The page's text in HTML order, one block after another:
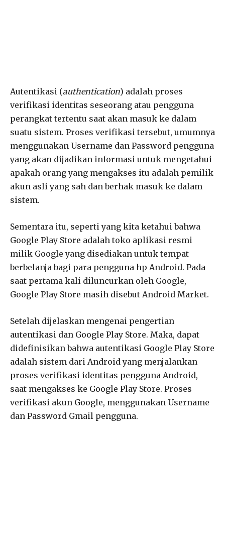
Autentikasi (authentication) adalah proses
verifikasi identitas seseorang atau pengguna
perangkat tertentu saat akan masuk ke dalam
suatu sistem. Proses verifikasi tersebut, umumnya
menggunakan Username dan Password pengguna
yang akan dijadikan informasi untuk mengetahui
apakah orang yang mengakses itu adalah pemilik
akun asli yang sah dan berhak masuk ke dalam
sistem.
Sementara itu, seperti yang kita ketahui bahwa
Google Play Store adalah toko aplikasi resmi
milik Google yang disediakan untuk tempat
berbelanja bagi para pengguna hp Android. Pada
saat pertama kali diluncurkan oleh Google,
Google Play Store masih disebut Android Market.
Setelah dijelaskan mengenai pengertian
autentikasi dan Google Play Store. Maka, dapat
didefinisikan bahwa autentikasi Google Play Store
adalah sistem dari Android yang menjalankan
proses verifikasi identitas pengguna Android,
saat mengakses ke Google Play Store. Proses
verifikasi akun Google, menggunakan Username
dan Password Gmail pengguna.